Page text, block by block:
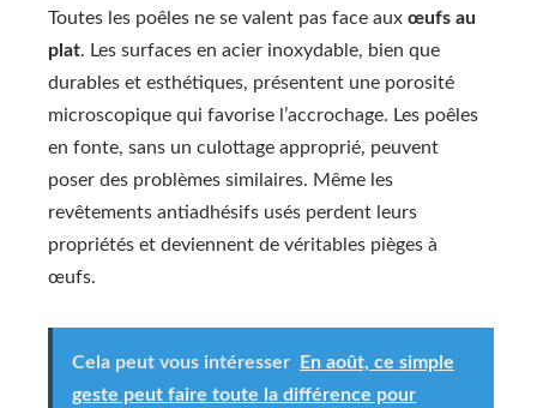
Toutes les poêles ne se valent pas face aux œufs au
plat. Les surfaces en acier inoxydable, bien que
durables et esthétiques, présentent une porosité
microscopique qui favorise l’accrochage. Les poêles
en fonte, sans un culottage approprié, peuvent
poser des problèmes similaires. Même les
revêtements antiadhésifs usés perdent leurs
propriétés et deviennent de véritables pièges à
œufs.
Cela peut vous intéresser
En août, ce simple
geste peut faire toute la différence pour